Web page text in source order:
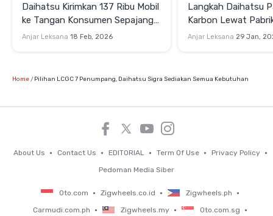
Daihatsu Kirimkan 137 Ribu Mobil
ke Tangan Konsumen Sepajang
2025
Anjar Leksana 18 Feb, 2026
Langkah Daihatsu
Karbon Lewat
Hybrid
Anjar Leksana 29 Jan,
Home Pilihan LCGC 7 Penumpang, Daihatsu Sigra Sediakan Semua Kebutuhan
About Us Contact Us EDITORIAL Term Of Use
Privacy Policy
Pedoman Media Siber
Oto.com Zigwheels.co.id
Zigwheels.ph
Carmudi.com.ph
Zigwheels.my Oto.com.sg